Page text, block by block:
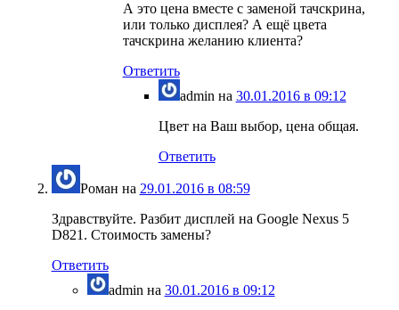
А это цена вместе с заменой тачскрина,
или только дисплея? А ещё цвета
тачскрина желанию клиента?
Ответить
admin на 30.01.2016 в 09:12
Цвет на Ваш выбор, цена общая.
Ответить
Роман на 29.01.2016 в 08:59
Здравствуйте. Разбит дисплей на Google Nexus 5
D821. Стоимость замены?
Ответить
admin на 30.01.2016 в 09:12